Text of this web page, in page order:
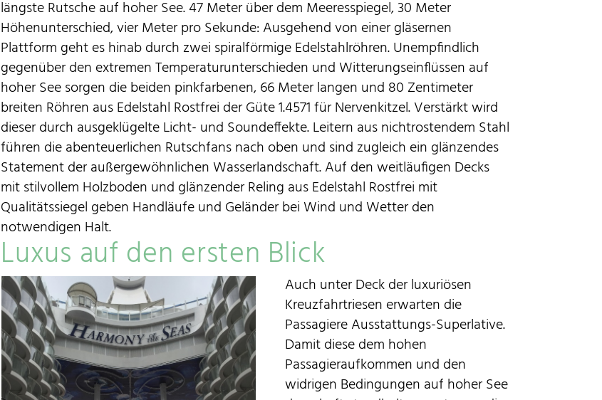
längste Rutsche auf hoher See. 47 Meter über dem Meeresspiegel, 30 Meter
Höhenunterschied, vier Meter pro Sekunde: Ausgehend von einer gläsernen
Plattform geht es hinab durch zwei spiralförmige Edelstahlröhren. Unempfindlich
gegenüber den extremen Temperaturunterschieden und Witterungseinflüssen auf
hoher See sorgen die beiden pinkfarbenen, 66 Meter langen und 80 Zentimeter
breiten Röhren aus Edelstahl Rostfrei der Güte 1.4571 für Nervenkitzel. Verstärkt wird
dieser durch ausgeklügelte Licht- und Soundeffekte. Leitern aus nichtrostendem Stahl
führen die abenteuerlichen Rutschfans nach oben und sind zugleich ein glänzendes
Statement der außergewöhnlichen Wasserlandschaft. Auf den weitläufigen Decks
mit stilvollem Holzboden und glänzender Reling aus Edelstahl Rostfrei mit
Qualitätssiegel geben Handläufe und Geländer bei Wind und Wetter den
notwendigen Halt.
Luxus auf den ersten Blick
Auch unter Deck der luxuriösen
Kreuzfahrtriesen erwarten die
Passagiere Ausstattungs-Superlative.
Damit diese dem hohen
Passagieraufkommen und den
widrigen Bedingungen auf hoher See